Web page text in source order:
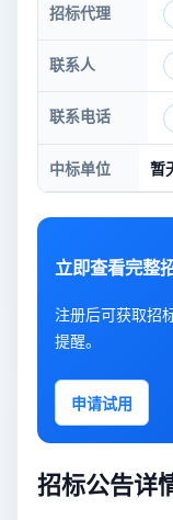
招标代理
联系人
联系电话
中标单位 暂
立即查看完整
注册后可获取招
提醒。
申请试用
招标公告详